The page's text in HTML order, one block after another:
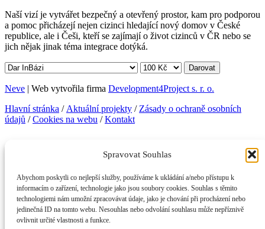
Spravovat Souhlas
Abychom poskytli co nejlepší služby, používáme k ukládání a/nebo přístupu k
informacím o zařízení, technologie jako jsou soubory cookies. Souhlas s těmito
technologiemi nám umožní zpracovávat údaje, jako je chování při procházení nebo
jedinečná ID na tomto webu. Nesouhlas nebo odvolání souhlasu může nepříznivě
ovlivnit určité vlastnosti a funkce.
Naší vizí je vytvářet bezpečný a otevřený prostor, kam pro podporou
a pomoc přicházejí nejen cizinci hledající nový domov v České
republice, ale i Češi, kteří se zajímají o život cizinců v ČR nebo se
jich nějak jinak téma integrace dotýká.
Darovat
Neve | Web vytvořila firma Development4Project s. r. o.
Hlavní stránka / Aktuální projekty / Zásady o ochraně osobních
údajů /Cookies na webu /Kontakt
KONTAKTNÍ INFORMACE
InBáze, z. s.
Legerova 357/50, 120 00 Praha 2
info@inbaze.cz
+420739037353(po–čt)
IČO: 265 48 216